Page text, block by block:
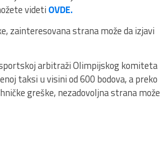
videtiOVDE.
zainteresovana strana može da izjavi
arbitraži Olimpijskog komiteta
taksi u visini od 600 bodova, a preko
greške, nezadovoljna strana može